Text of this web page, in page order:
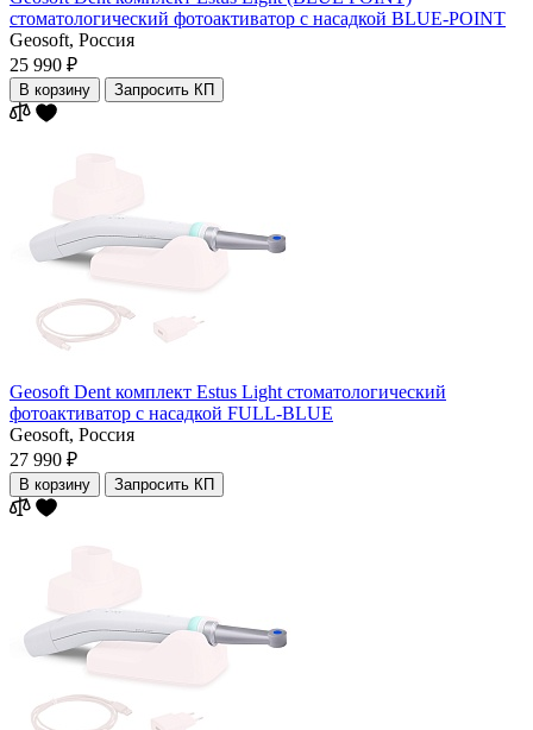
cтоматологический фотоактиватор с насадкой BLUE-POINT
Geosoft, Россия
25 990 ₽
В корзину Запросить КП
Geosoft Dent комплект Estus Light стоматологический
фотоактиватор с насадкой FULL-BLUE
Geosoft, Россия
27 990 ₽
В корзину Запросить КП